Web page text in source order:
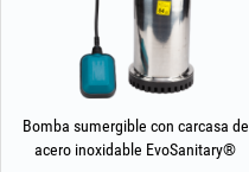
Bomba sumergible con carcasa de
acero inoxidable EvoSanitary®